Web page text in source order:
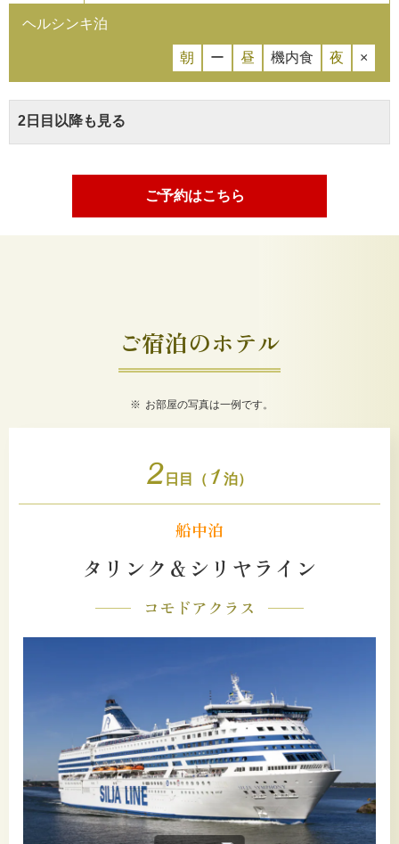
ヘルシンキ泊
朝 ー 昼 機内食 夜 ×
2日目以降も見る
ご予約はこちら
ご宿泊のホテル
お部屋の写真は一例です。
2 日目（ 1 泊）
船中泊
タリンク＆シリヤライン
コモドアクラス